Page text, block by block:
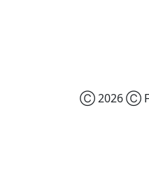
Ⓒ 2026 Ⓒ